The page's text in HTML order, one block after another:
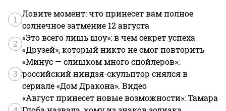
1
Ловите момент: что принесет вам полное
солнечное затмение 12 августа
2
«Это всего лишь шоу»: в чем секрет успеха
«Друзей», который никто не смог повторить
3
«Минус — слишком много спойлеров»:
российский ниндзя-скульптор снялся в
сериале «Дом Дракона». Видео
«Август принесет новые возможности»: Тамара